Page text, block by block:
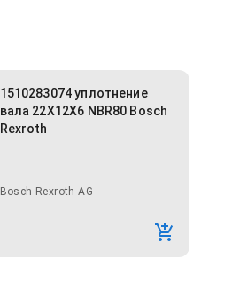
1510283074 уплотнение
вала 22X12X6 NBR80 Bosch
Rexroth
Bosch Rexroth AG